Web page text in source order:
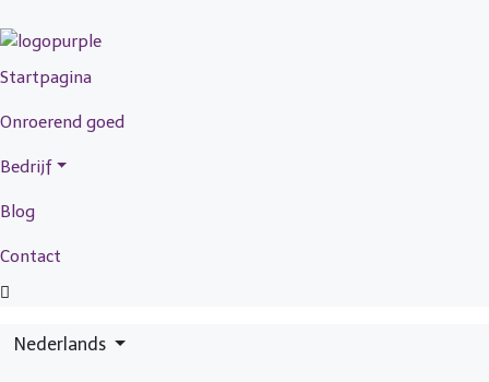
Startpagina
Onroerend goed
Bedrijf
Blog
Contact
Nederlands